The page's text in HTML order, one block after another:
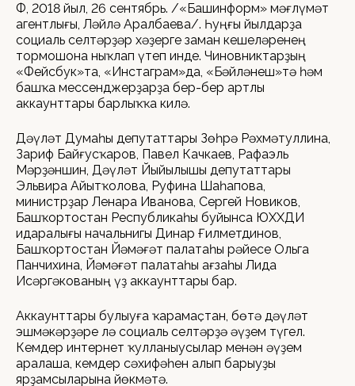
ӨФӨ, 2018 йыл, 26 сентябрь. /«Башинформ» мәғлүмәт
агентлығы, Ләйлә Аралбаева/. Һуңғы йылдарҙа
социаль селтәрҙәр хәҙерге заман кешеләренең
тормошона ныҡлап үтеп инде. Чиновниктарҙың
«Фейсбук»та, «Инстаграм»да, «Бәйләнеш»тә һәм
башҡа мессенджерҙарҙа бер-бер артлы
аккаунттары барлыҡҡа килә.
Дәүләт Думаһы депутаттары Зөһрә Рәхмәтуллина,
Зариф Байғусҡаров, Павел Качкаев, Рафаэль
Мәрҙәншин, Дәүләт Йыйылышы депутаттары
Эльвира Айытҡолова, Руфина Шаһапова,
министрҙар Ленара Иванова, Сергей Новиков,
Башҡортостан Республикаһы буйынса ЮХХДИ
идаралығы начальнигы Динар Ғилметдинов,
Башҡортостан Йәмәғәт палатаһы рәйесе Ольга
Панчихина, Йәмәғәт палатаһы ағзаһы Лида
Исәргәкованың үҙ аккаунттары бар.
Аккаунттары булыуға ҡарамаҫтан, бөтә дәүләт
эшмәкәрҙәре лә социаль селтәрҙә әүҙем түгел.
Кемдер интернет ҡулланыусылар менән әүҙем
аралаша, кемдер сәхифәһен алып барыуҙы
ярҙамсыларына йөкмәтә.